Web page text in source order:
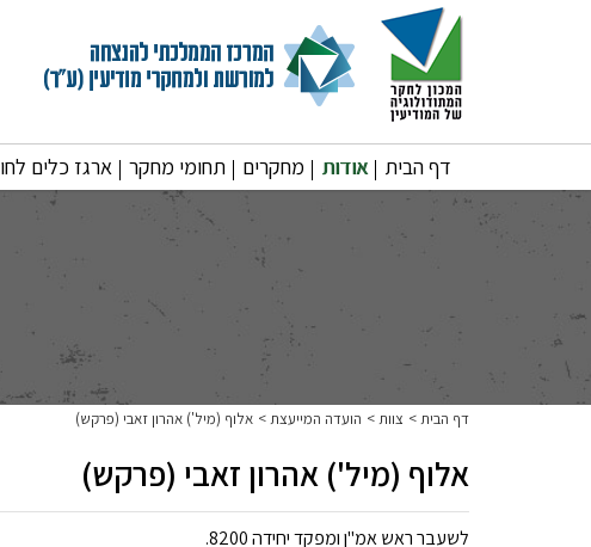
דף הבית אודות מחקרים תחומי מחקר ארגז כלים
דף הבית צוות הועדה המייעצת אלוף (מיל') אהרון זאבי (פרקש)
אלוף (מיל') אהרון זאבי (פרקש)
לשעבר ראש אמ"ן ומפקד יחידה 8200.